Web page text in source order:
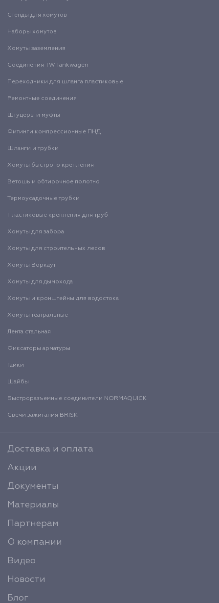
Стенды для хомутов
Наборы хомутов
Хомуты заземления
Соединения TW Tankwagen
Переходники для шланга пластиковые
Ремонтные соединения
Штуцеры и муфты
Фитинги компрессионные ПНД
Шланги и трубки
Хомуты быстрого крепления
Ветошь и обтирочное полотно
Термоусадочные трубки
Пластиковые крепления для труб
Хомуты для забора
Хомуты для строительных лесов
Хомуты Воркаут
Хомуты для дымохода
Хомуты и кронштейны для водостока
Хомуты театральные
Лента стальная
Фиксаторы арматуры
Гайки
Шайбы
Быстроразъемные соединители NORMAQUICK
Свечи зажигания BRISK
Доставка и оплата
Акции
Документы
Материалы
Партнерам
О компании
Видео
Новости
Блог